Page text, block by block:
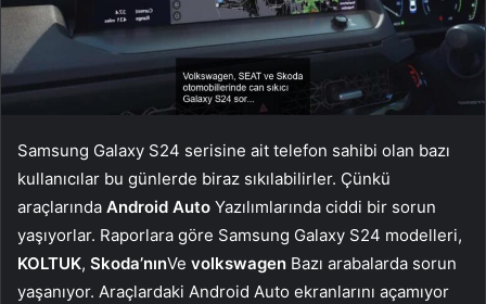
Samsung Galaxy S24 serisine ait telefon sahibi olan bazı
kullanıcılar bu günlerde biraz sıkılabilirler. Çünkü
araçlarında Android Auto Yazılımlarında ciddi bir sorun
yaşıyorlar. Raporlara göre Samsung Galaxy S24 modelleri,
KOLTUK, Skoda’nınVe volkswagen Bazı arabalarda sorun
yaşanıyor. Araçlardaki Android Auto ekranlarını açamıyor